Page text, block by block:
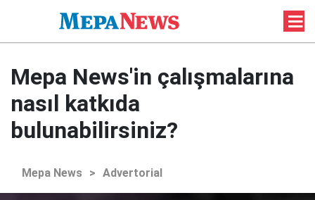
Mepa News'in çalışmalarına
nasıl katkıda
bulunabilirsiniz?
Mepa News > Advertorial